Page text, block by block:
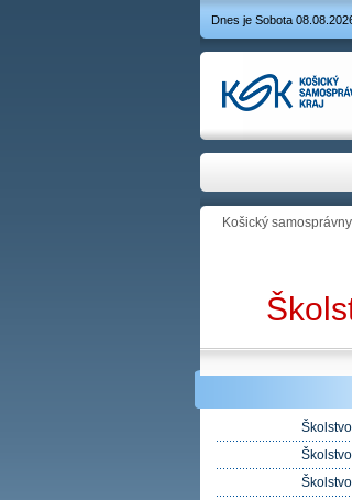
Dnes je Sobota
Košický